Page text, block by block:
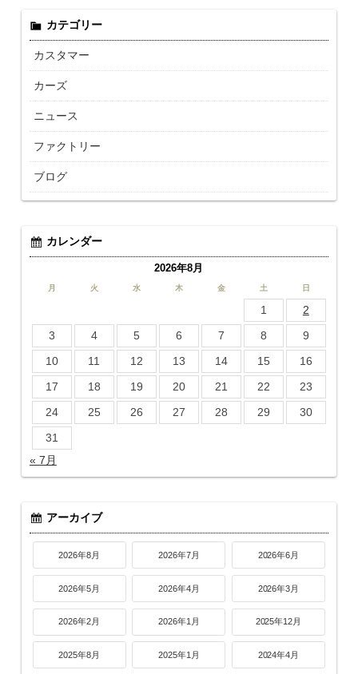
カテゴリー
カスタマー
カーズ
ニュース
ファクトリー
ブログ
カレンダー
2026年8月
月 火 水 木 金 土 日
1
2
3
4 5 6 7 8
9
10
11 12 13 14 15
16
17
18 19 20 21 22
23
24
25 26 27 28 29
30
31
« 7月
アーカイブ
2026年8月 2026年7月 2026年6月
2026年5月 2026年4月 2026年3月
2026年2月 2026年1月 2025年12月
2025年8月 2025年1月 2024年4月